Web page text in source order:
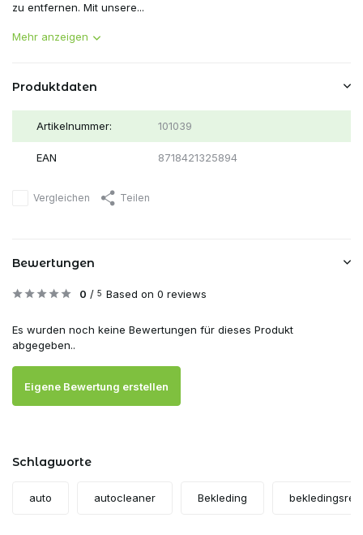
zu entfernen. Mit unsere...
Mehr anzeigen
Produktdaten
Artikelnummer: 101039
EAN 8718421325894
Vergleichen Teilen
Bewertungen
0 / 5 Based on 0 reviews
Es wurden noch keine Bewertungen für dieses Produkt
abgegeben..
Eigene Bewertung erstellen
Schlagworte
auto autocleaner Bekleding